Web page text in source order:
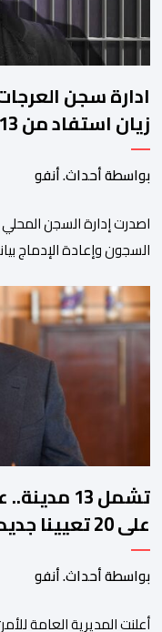
ادارة سجن
زيان استفاد من 113 استشارة و50 فحصا طبيا
بواسطة أحداث. أنفو
السجون وإعادة الإدماج
زيان، المعتقل بالمؤسسة
والمعطيات
بالأمر يستفيد منذ
تشمل 13
على 20
بمصالح الأمن
بواسطة أحداث. أنفو